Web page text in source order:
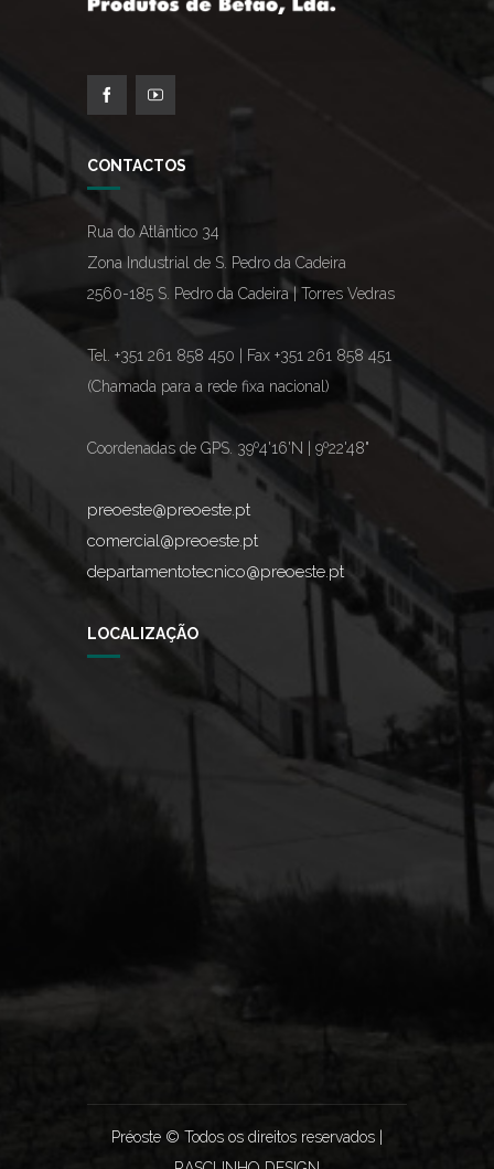
CONTACTOS
Rua do Atlântico 34
Zona Industrial de S. Pedro da Cadeira
2560-185 S. Pedro da Cadeira | Torres Vedras
Tel. +351 261 858 450 | Fax +351 261 858 451
(Chamada para a rede fixa nacional)
Coordenadas de GPS. 39º4'16'N | 9º22'48"
preoeste@preoeste.pt
comercial@preoeste.pt
departamentotecnico@preoeste.pt
LOCALIZAÇÃO
Préoste © Todos os direitos reservados |